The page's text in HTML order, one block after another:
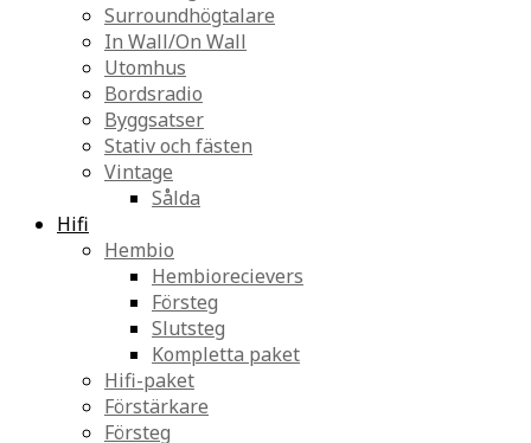
Surroundhögtalare
In Wall/On Wall
Utomhus
Bordsradio
Byggsatser
Stativ och fästen
Vintage
Sålda
Hifi
Hembio
Hembiorecievers
Försteg
Slutsteg
Kompletta paket
Hifi-paket
Förstärkare
Försteg